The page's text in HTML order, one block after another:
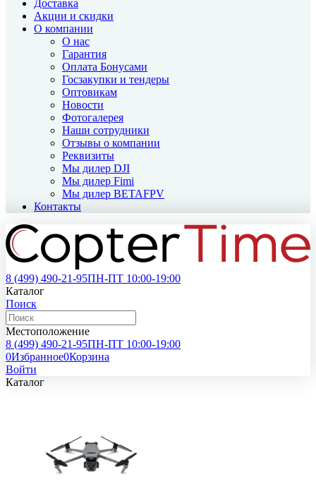
Доставка
Акции и скидки
О компании
О нас
Гарантия
Оплата Бонусами
Госзакупки и тендеры
Оптовикам
Новости
Фотогалерея
Наши сотрудники
Отзывы о компании
Реквизиты
Мы дилер DJI
Мы дилер Fimi
Мы дилер BETAFPV
Контакты
8 (499) 490-21-95ПН-ПТ 10:00-19:00
Каталог
Поиск
Местоположение
8 (499) 490-21-95ПН-ПТ 10:00-19:00
0Избранное0Корзина
Войти
Каталог